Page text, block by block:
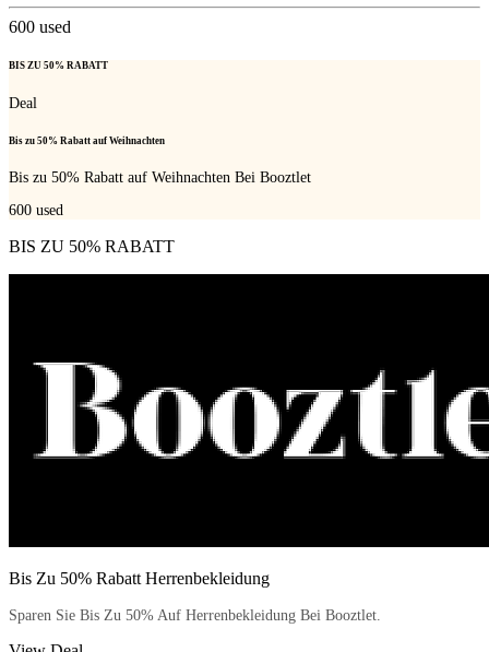
600 used
BIS ZU 50% RABATT
Deal
Bis zu 50% Rabatt auf Weihnachten
Bis zu 50% Rabatt auf Weihnachten Bei Booztlet
600 used
BIS ZU 50% RABATT
Bis Zu 50% Rabatt Herrenbekleidung
Sparen Sie Bis Zu 50% Auf Herrenbekleidung Bei Booztlet.